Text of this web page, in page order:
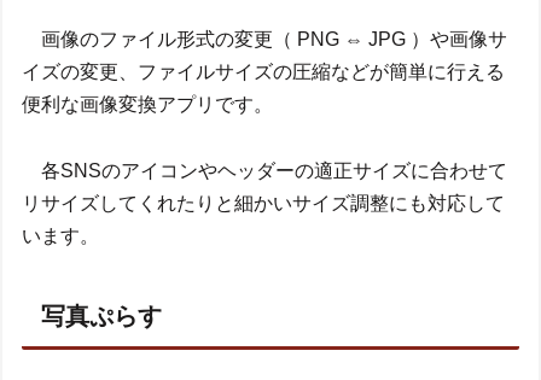
画像のファイル形式の変更（ PNG ⇔ JPG ）や画像サ
イズの変更、ファイルサイズの圧縮などが簡単に行える
便利な画像変換アプリです。
各SNSのアイコンやヘッダーの適正サイズに合わせて
リサイズしてくれたりと細かいサイズ調整にも対応して
います。
写真ぷらす